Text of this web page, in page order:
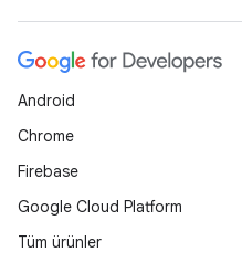
Android
Chrome
Firebase
Google Cloud Platform
Tüm ürünler